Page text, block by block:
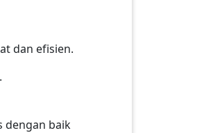
dan efisien.
dengan baik